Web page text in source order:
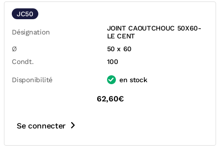
JC50
Désignation
JOINT CAOUTCHOUC 50X60-
LE CENT
Ø
50 x 60
Condt.
100
Disponibilité en stock
62,60€
Se connecter